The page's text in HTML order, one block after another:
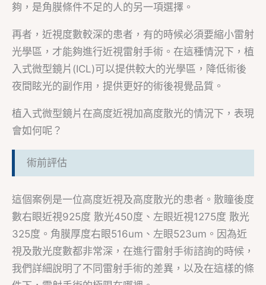
夠，是角膜條件不足的人的另一項選擇。
再者，近視度數較深的患者，有的時候必須要縮小雷射
光學區，才能夠進行近視雷射手術。在這種情況下，植
入式微型鏡片(ICL)可以提供較大的光學區，降低術後
夜間眩光的副作用，提供更好的術後視覺品質。
植入式微型鏡片在高度近視加高度散光的情況下，表現
會如何呢？
術前評估
這個案例是一位高度近視及高度散光的患者。散瞳後度
數右眼近視925度 散光450度、左眼近視1275度 散光
325度。角膜厚度右眼516um、左眼523um。因為近
視及散光度數都非常深，在進行雷射手術諮詢的時候，
我們詳細說明了不同雷射手術的差異，以及在這樣的條